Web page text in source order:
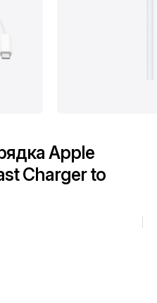
Apple
Charger to